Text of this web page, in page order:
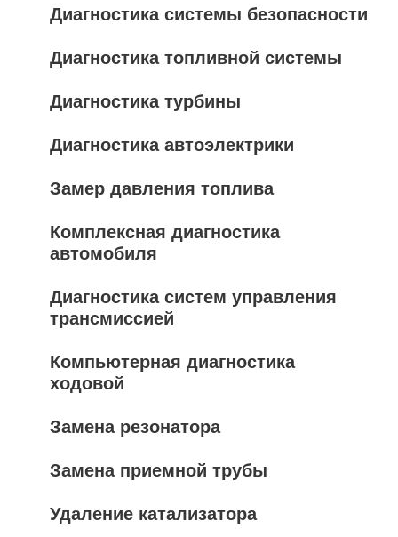
Диагностика системы безопасности
Диагностика топливной системы
Диагностика турбины
Диагностика автоэлектрики
Замер давления топлива
Комплексная диагностика
автомобиля
Диагностика систем управления
трансмиссией
Компьютерная диагностика
ходовой
Замена резонатора
Замена приемной трубы
Удаление катализатора